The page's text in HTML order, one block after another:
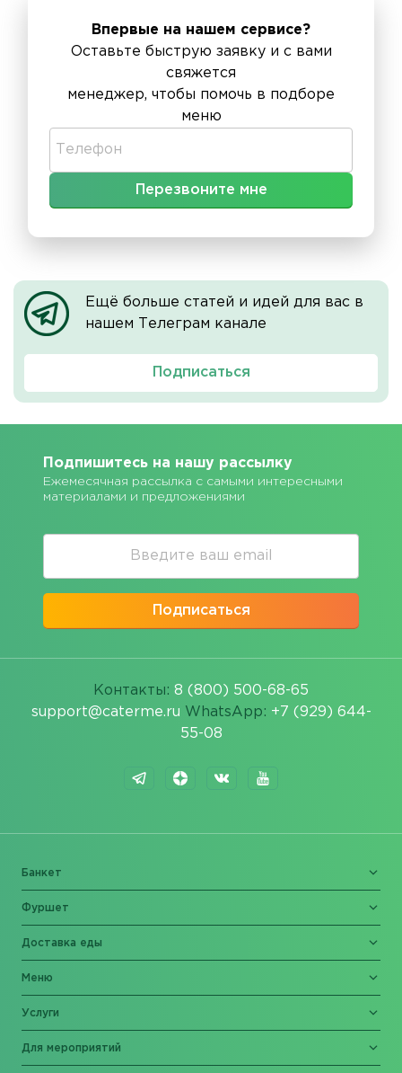
Впервые на нашем сервисе?
Оставьте быструю заявку и с вами
свяжется
менеджер, чтобы помочь в подборе
меню
Ещё больше статей и идей для вас в
нашем Телеграм канале
Подписаться
Подпишитесь на нашу рассылку
Ежемесячная рассылка с самыми интересными
материалами и предложениями
Подписаться
Контакты: 8 (800) 500-68-65
support@caterme.ru WhatsApp: +7 (929) 644-
55-08
Банкет
Фуршет
Доставка еды
Меню
Услуги
Для мероприятий